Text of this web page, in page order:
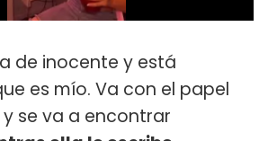
de inocente y está
es mío. Va con el papel
se va a encontrar